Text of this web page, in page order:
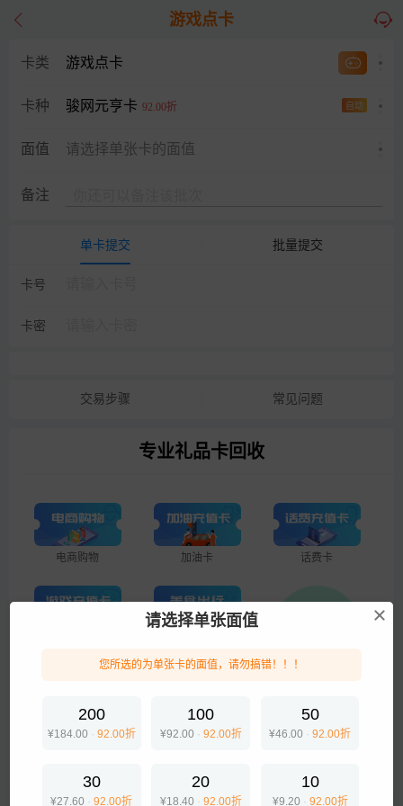
游戏点卡
卡类 游戏点卡
卡种 骏网元亨卡 自动
92.00折
面值 请选择单张卡的面值
备注
单卡提交 批量提交
卡号
卡密
交易步骤 常见问题
专业礼品卡回收
电商购物 加油卡 话费卡
请选择单张面值
您所选的为单张卡的面值，请勿搞错！！！
200
¥184.00 · 92.00折
100
¥92.00 · 92.00折
50
¥46.00 · 92.00折
30
¥27.60 · 92.00折
20
¥18.40 · 92.00折
10
¥9.20 · 92.00折